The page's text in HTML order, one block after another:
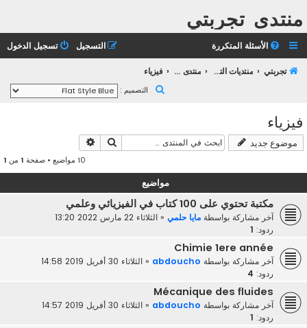
منتدى تجربتي
الأسئلة المتكررة تسجيل الدخول التسجيل
تجربتي منتديات التعليم الثانوي منتدى التعليم الجامعي فيزياء
التصميم :
فيزياء
موضوع جديد بحث
10 مواضيع • صفحة 1 من 1
مواضيع
مكتبة تحتوي على 100 كتاب في الفيزيائي وعلمي
آخر مشاركة بواسطة مايا حلمي « الثلاثاء 22 مارس 2022 13:20
ردود: 1
Chimie 1ere année
آخر مشاركة بواسطة abdoucho
« الثلاثاء 30 أفريل 2019 14:58
ردود: 4
Mécanique des fluides
آخر مشاركة بواسطة abdoucho
« الثلاثاء 30 أفريل 2019 14:57
ردود: 1